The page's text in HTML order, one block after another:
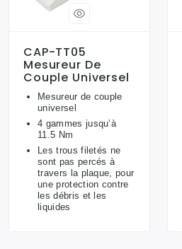
CAP-TT05
Mesureur De
Couple Universel
Mesureur de couple
universel
4 gammes jusqu’à
11.5 Nm
Les trous filetés ne
sont pas percés à
travers la plaque, pour
une protection contre
les débris et les
liquides